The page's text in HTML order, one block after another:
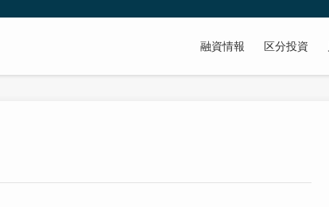
融資情報 区分投資